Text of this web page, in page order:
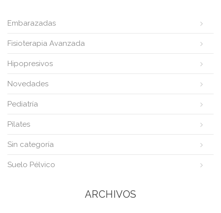
Embarazadas
Fisioterapia Avanzada
Hipopresivos
Novedades
Pediatría
Pilates
Sin categoría
Suelo Pélvico
ARCHIVOS